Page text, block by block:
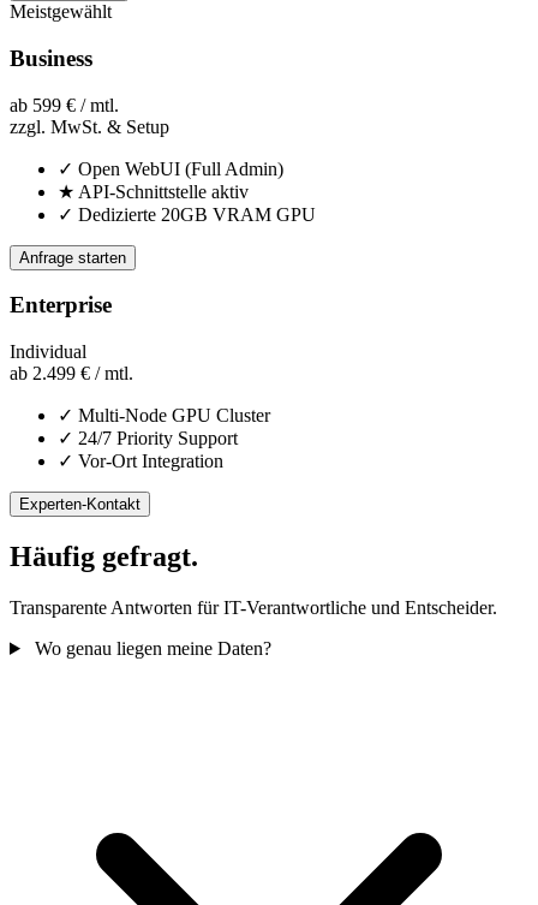
Meistgewählt
Business
ab 599 € / mtl.
zzgl. MwSt. & Setup
✓ Open WebUI (Full Admin)
★ API-Schnittstelle aktiv
✓ Dedizierte 20GB VRAM GPU
Anfrage starten
Enterprise
Individual
ab 2.499 € / mtl.
✓ Multi-Node GPU Cluster
✓ 24/7 Priority Support
✓ Vor-Ort Integration
Experten-Kontakt
Häufig gefragt.
Transparente Antworten für IT-Verantwortliche und Entscheider.
Wo genau liegen meine Daten?